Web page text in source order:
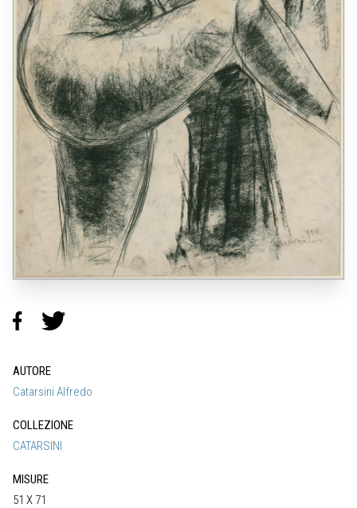
AUTORE
Catarsini Alfredo
COLLEZIONE
CATARSINI
MISURE
51 X 71